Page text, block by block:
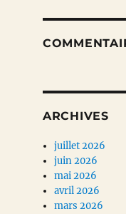
ARCHIVES
juillet 2026
juin 2026
mai 2026
avril 2026
mars 2026